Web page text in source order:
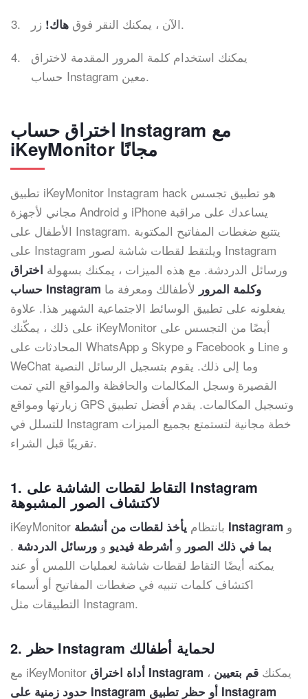
الآن ، يمكنك النقر فوق هاك!
زر.
يمكنك استخدام كلمة المرور المقدمة لاختراق
حساب Instagram معين.
اختراق حساب Instagram مع
iKeyMonitor مجانًا
تطبيق iKeyMonitor Instagram hack هو تطبيق تجسس
مجاني لأجهزة Android و iPhone يساعدك على مراقبة
الأطفال على Instagram. يتتبع ضغطات المفاتيح المكتوبة
على Instagram ويلتقط لقطات شاشة لصور Instagram
ورسائل الدردشة. مع هذه الميزات ، يمكنك بسهولة اختراق
حساب Instagram وكلمة المرور لأطفالك ومعرفة ما
يفعلونه على تطبيق الوسائط الاجتماعية الشهير هذا. علاوة
على ذلك ، يمكّنك iKeyMonitor أيضًا من التجسس على
المحادثات على WhatsApp و Skype و Facebook و Line و
WeChat وما إلى ذلك. يقوم بتسجيل الرسائل النصية
القصيرة وسجل المكالمات والحافظة والمواقع التي تمت
زيارتها ومواقع GPS وتسجيل المكالمات. يقدم أفضل تطبيق
للتسلل في Instagram خطة مجانية لتستمتع بجميع الميزات
تقريبًا قبل الشراء.
1. التقاط لقطات الشاشة على Instagram
لاكتشاف الصور المشبوهة
iKeyMonitor بانتظام يأخذ لقطات من أنشطة Instagram و
بما في ذلك الصور و أشرطة فيديو و ورسائل الدردشة .
يمكنه أيضًا التقاط لقطات شاشة لعمليات اللمس أو عند
اكتشاف كلمات تنبيه في ضغطات المفاتيح أو أسماء
التطبيقات مثل Instagram.
2. حظر Instagram لحماية أطفالك
مع iKeyMonitor أداة اختراق Instagram ، يمكنك قم بتعيين
حدود زمنية على Instagram أو حظر تطبيق Instagram